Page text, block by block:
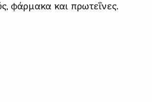
φάρμακα και πρωτεΐνες.